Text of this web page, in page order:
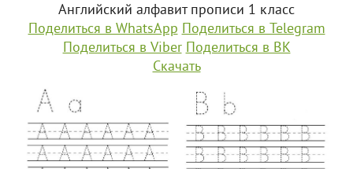
Английский алфавит прописи 1 класс
Поделиться в WhatsApp Поделиться в Telegram
Поделиться в Viber Поделиться в ВК
Скачать